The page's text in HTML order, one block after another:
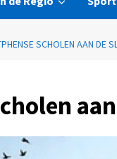
SCHOLEN AAN DE